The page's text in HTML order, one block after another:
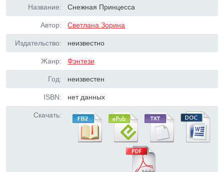
Название: Снежная Принцесса
Автор: Светлана Зорина
Издательство: неизвестно
Жанр: Фэнтези
Год: неизвестен
ISBN: нет данных
Скачать: